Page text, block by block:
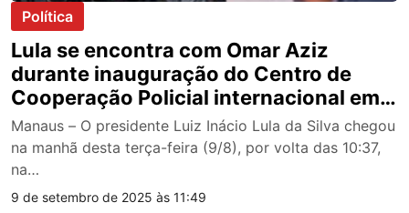
Política
Lula se encontra com Omar Aziz
durante inauguração do Centro de
Cooperação Policial internacional em
Manaus; veja vídeo
Manaus – O presidente Luiz Inácio Lula da Silva chegou
na manhã desta terça-feira (9/8), por volta das 10:37,
na…
9 de setembro de 2025 às 11:49